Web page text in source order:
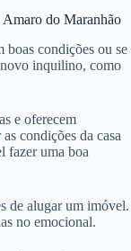
do Maranhão
boas condições ou se
inquilino, como
e oferecem
condições da casa
fazer uma boa
de alugar um imóvel.
no emocional.